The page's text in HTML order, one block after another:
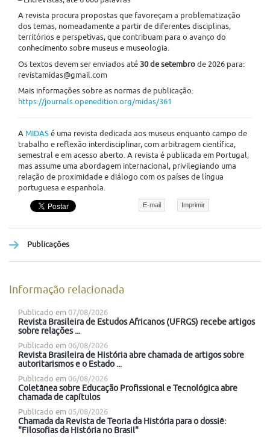
A revista procura propostas que favoreçam a problematização
dos temas, nomeadamente a partir de diferentes disciplinas,
territórios e perspetivas, que contribuam para o avanço do
conhecimento sobre museus e museologia.
Os textos devem ser enviados até 30 de setembro de 2026 para:
revistamidas@gmail.com
Mais informações sobre as normas de publicação:
https://journals.openedition.org/midas/361
A MIDAS é uma revista dedicada aos museus enquanto campo de
trabalho e reflexão interdisciplinar, com arbitragem científica,
semestral e em acesso aberto. A revista é publicada em Portugal,
mas assume uma abordagem internacional, privilegiando uma
relação de proximidade e diálogo com os países de língua
portuguesa e espanhola.
E-mail Imprimir
Publicações
Informação relacionada
Publicado em 07/08/2026
Revista Brasileira de Estudos Africanos (UFRGS) recebe artigos
sobre relações ...
Publicado em 06/08/2026
Revista Brasileira de História abre chamada de artigos sobre
autoritarismos e o Estado ...
Publicado em 06/08/2026
Coletânea sobre Educação Profissional e Tecnológica abre
chamada de capítulos
Publicado em 05/08/2026
Chamada da Revista de Teoria da História para o dossiê:
"Filosofias da História no Brasil"